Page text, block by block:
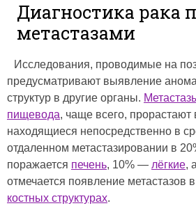
Диагностика рака
метастазами
Исследования, проводимые на
предусматривают выявление
структур в другие органы.
пищевода, чаще всего,
находящиеся непосредственно в
отдаленном метастазировании в
поражается печень, 10% — лёгкие,
отмечается появление метастазов в
костных структурах.